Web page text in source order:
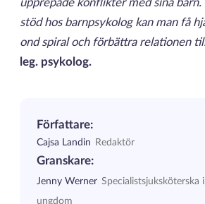
upprepade konflikter med sina barn.
stöd hos barnpsykolog kan man få
ond spiral och förbättra relationen
leg. psykolog.
Författare:
Cajsa Landin Redaktör
Granskare:
Jenny Werner Specialistsjuksköterska
ungdom